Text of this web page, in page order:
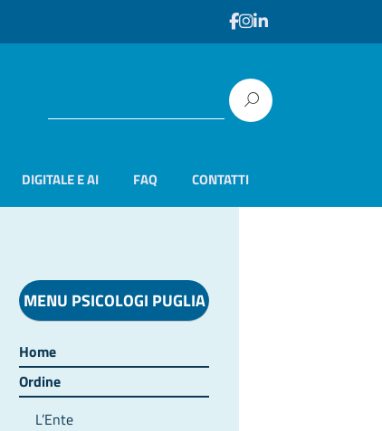
DIGITALE E AI FAQ CONTATTI
MENU PSICOLOGI PUGLIA
Home
Ordine
L’Ente